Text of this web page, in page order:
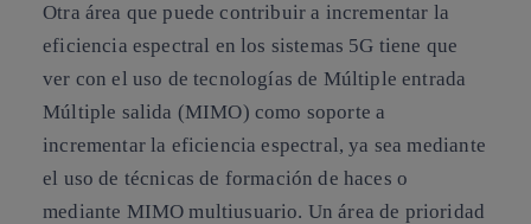
Otra área que puede contribuir a incrementar la
eficiencia espectral en los sistemas 5G tiene que
ver con el uso de tecnologías de Múltiple entrada
Múltiple salida (MIMO) como soporte a
incrementar la eficiencia espectral, ya sea mediante
el uso de técnicas de formación de haces o
mediante MIMO multiusuario. Un área de prioridad